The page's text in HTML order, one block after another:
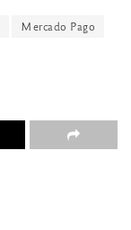
Mercado Pago